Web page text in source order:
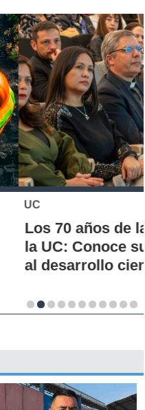
Incorrectas
de Química de
hitos y aporte
del país